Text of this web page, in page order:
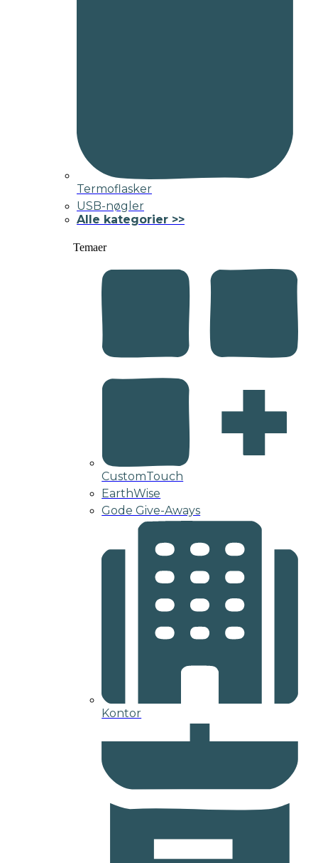
Termoflasker
USB-nøgler
Alle kategorier >>
Temaer
CustomTouch
EarthWise
Gode Give-Aways
Kontor